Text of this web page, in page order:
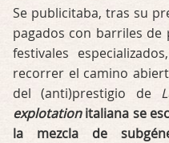
Se publicitaba, tras su
pagados con barriles
festivales
recorrer el camino
del (anti)prestigio de
explotationitaliana se
la mezcla de